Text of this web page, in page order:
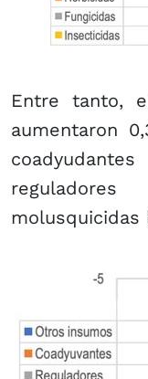
Entre tanto,
aumentaron
molusquicidas